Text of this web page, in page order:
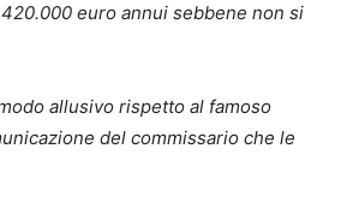
euro annui sebbene non si
allusivo rispetto al famoso
del commissario che le